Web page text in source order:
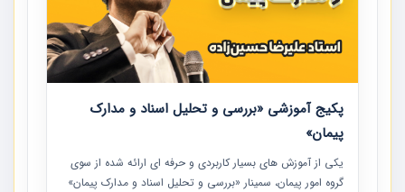
پکیج آموزشی «بررسی و تحلیل اسناد و مدارک
پیمان»
یکی از آموزش‏‏‏‏‏‏ های بسیار کاربردی و حرفه‏ ای ارائه شده از سوی
گروه امور پیمان، سمینار «بررسی و تحلیل اسناد و مدارک پیمان»